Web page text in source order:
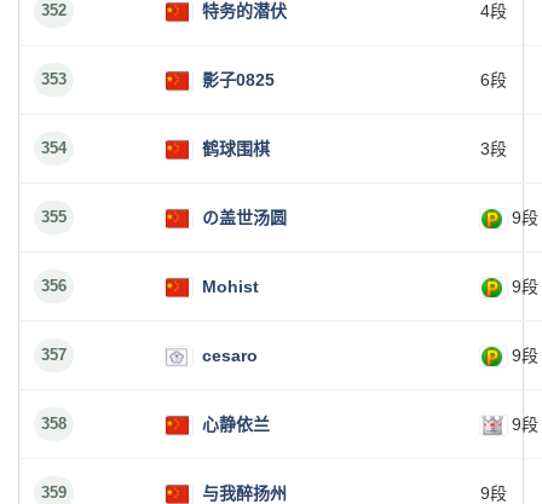
352 特务的潜伏 4段
353 影子0825 6段
354 鹤球围棋 3段
355 の盖世汤圆 9段
356 Mohist 9段
357 cesaro 9段
358 心静依兰 9段
359 与我醉扬州 9段